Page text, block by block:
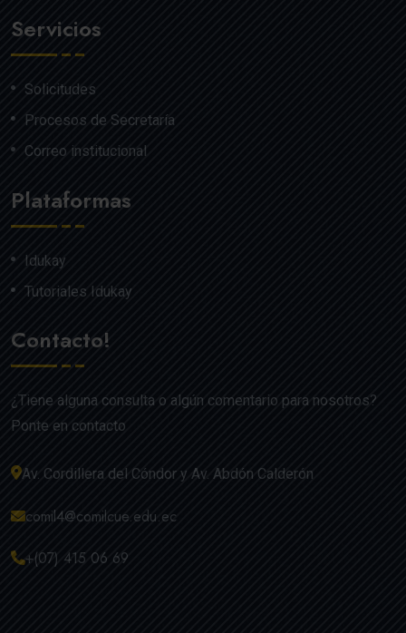
Servicios
Solicitudes
Procesos de Secretaría
Correo institucional
Plataformas
Idukay
Tutoriales Idukay
Contacto!
¿Tiene alguna consulta o algún comentario para nosotros?
Ponte en contacto
Av. Cordillera del Cóndor y Av. Abdón Calderón
comil4@comilcue.edu.ec
+(07) 415 06 69